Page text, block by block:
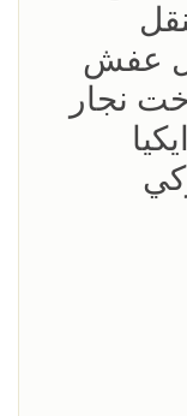
عفش
نجار